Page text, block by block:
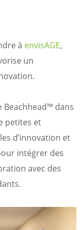
à envisAGE,
un
dans
petites et
d’innovation et
intégrer des
avec des